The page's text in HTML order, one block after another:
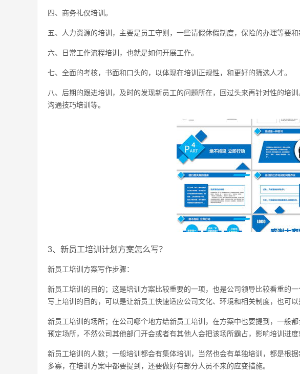
四、商务礼仪培训。
五、人力资源的培训，主要是员工守则，一些请假休假制度，保险的办理等要和
六、日常工作流程培训，也就是如何开展工作。
七、全面的考核，书面和口头的，以体现在培训正规性，和更好的筛选人才。
八、后期的跟进培训，及时的发现新员工的问题所在，回过头来再针对性的培
沟通技巧培训等。
3、新员工培训计划方案怎么写？
新员工培训方案写作步骤：
新员工培训的目的；这是培训方案比较重要的一项，也是公司领导比较看重的
写上培训的目的，可以是让新员工快速适应公司文化、环境和相关制度，也可以
新员工培训的场所；在公司哪个地方给新员工培训，在方案中也要提到，一般
预定场所，不然公司其他部门开会或者有其他人会把该场所霸占，影响培训进度
新员工培训的人数；一般培训都会有集体培训，当然也会有单独培训，都是根
多寡，在培训方案中都要提到，还要做好有部分人员不来的应变措施。